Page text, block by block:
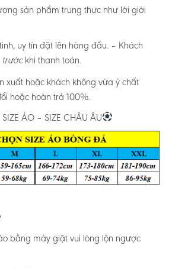
sản phẩm trung thực như lời giới
uy tín đặt lên hàng đầu. – Khách
trước khi thanh toán.
xuất hoặc khách không vừa ý chất
hoặc hoàn trả 100%.
ÁO – SIZE CHÂU ÂU
bằng máy giặt vui lòng lộn ngược